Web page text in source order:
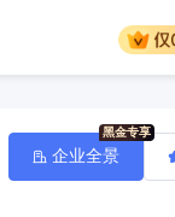
企业全景